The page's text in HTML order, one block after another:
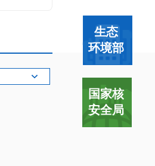
生态
环境部
国家核
安全局